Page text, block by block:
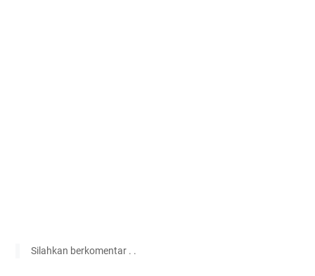
Silahkan berkomentar . .